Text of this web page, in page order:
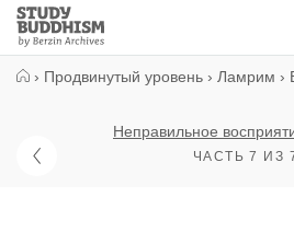
Close
Study
Buddhism
› Продвинутый уровень › Ламрим ›
Неправильное
ЧАСТЬ 7 ИЗ